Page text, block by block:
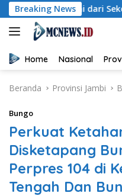
Langsung
ke
konten
Breaking News
dari Sekolah
Home Nasional
Beranda Provinsi Jambi
Bungo
Perkuat
Disketapang
Perpres 104 di
Tengah Dan